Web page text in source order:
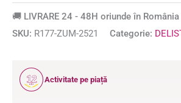
🚚 LIVRARE 24 - 48H oriunde în
SKU: R177-ZUM-2521 Categorie:
12
ANI
Activitate pe piață